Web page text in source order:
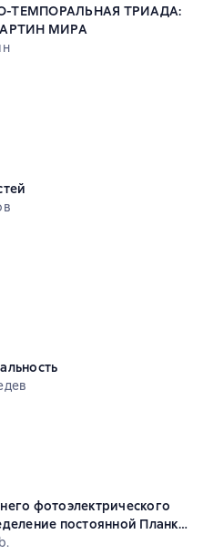
ТЕМПОРАЛЬНАЯ ТРИАДА:
МИРА
рейтинг 0 на основе 0 оценок
0 на основе 0 оценок
0 на основе 0 оценок
фотоэлектрического
постоянной Планка
с дифракционной